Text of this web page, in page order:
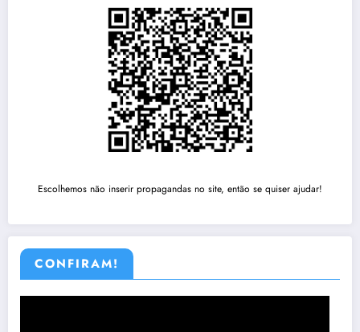
Escolhemos não inserir propagandas no site, então se quiser ajudar!
CONFIRAM!